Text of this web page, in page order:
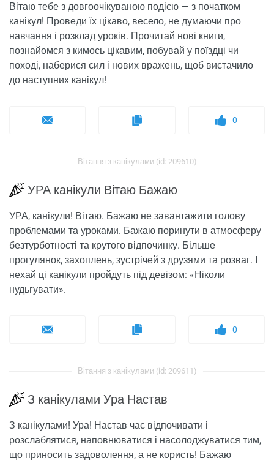
Вітаю тебе з довгоочікуваною подією — з початком
канікул! Проведи їх цікаво, весело, не думаючи про
навчання і розклад уроків. Прочитай нові книги,
познайомся з кимось цікавим, побувай у поїздці чи
поході, наберися сил і нових вражень, щоб вистачило
до наступних канікул!
0
Вітання з канікулами (id: 209610)
УРА канікули Вітаю Бажаю
УРА, канікули! Вітаю. Бажаю не завантажити голову
проблемами та уроками. Бажаю поринути в атмосферу
безтурботності та крутого відпочинку. Більше
прогулянок, захоплень, зустрічей з друзями та розваг. І
нехай ці канікули пройдуть під девізом: «Ніколи
нудьгувати».
0
Вітання з канікулами (id: 209611)
З канікулами Ура Настав
З канікулами! Ура! Настав час відпочивати і
розслаблятися, наповнюватися і насолоджуватися тим,
що приносить задоволення, а не користь! Бажаю